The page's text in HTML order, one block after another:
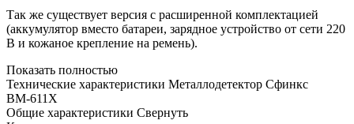
Так же существует версия с расширенной комплектацией
(аккумулятор вместо батареи, зарядное устройство от сети 220
В и кожаное крепление на ремень).
Показать полностью
Технические характеристики Металлодетектор Сфинкс
ВМ-611Х
Общие характеристики Свернуть